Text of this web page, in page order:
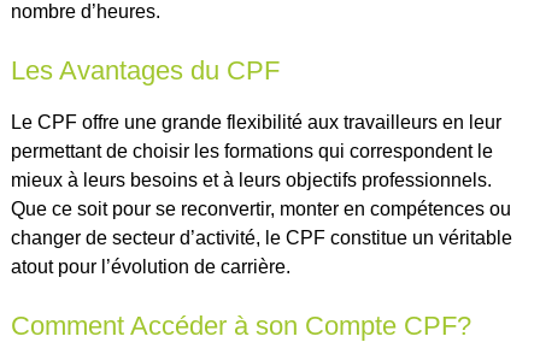
nombre d’heures.
Les Avantages du CPF
Le CPF offre une grande flexibilité aux travailleurs en leur
permettant de choisir les formations qui correspondent le
mieux à leurs besoins et à leurs objectifs professionnels.
Que ce soit pour se reconvertir, monter en compétences ou
changer de secteur d’activité, le CPF constitue un véritable
atout pour l’évolution de carrière.
Comment Accéder à son Compte CPF?